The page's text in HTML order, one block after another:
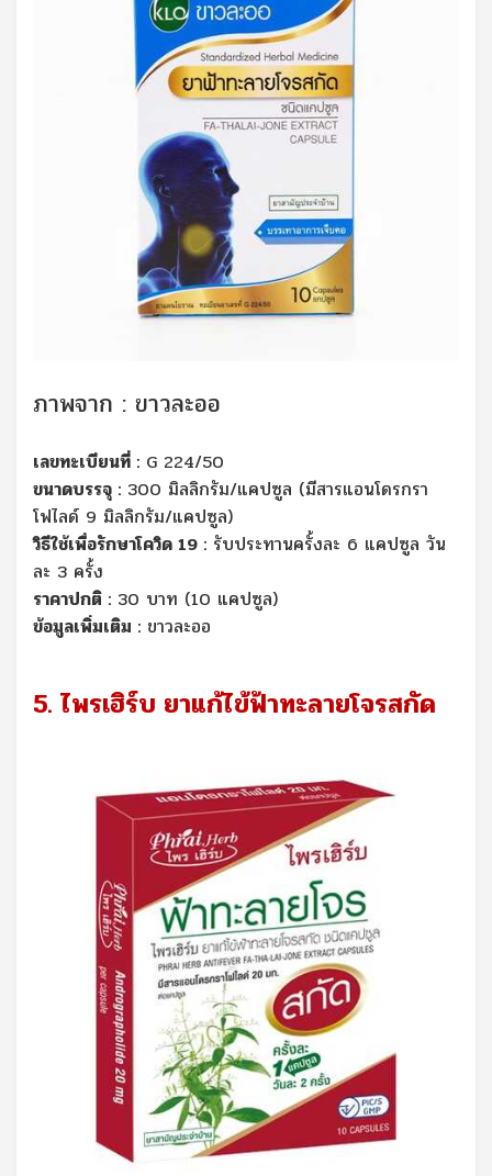
ภาพจาก : ขาวละออ
เลขทะเบียนที่ : G 224/50
ขนาดบรรจุ : 300 มิลลิกรัม/แคปซูล (มีสารแอนโดรกรา
โฟไลด์ 9 มิลลิกรัม/แคปซูล)
วิธีใช้เพื่อรักษาโควิด 19 : รับประทานครั้งละ 6 แคปซูล วัน
ละ 3 ครั้ง
ราคาปกติ : 30 บาท (10 แคปซูล)
ข้อมูลเพิ่มเติม : ขาวละออ
5. ไพรเฮิร์บ ยาแก้ไข้ฟ้าทะลายโจรสกัด